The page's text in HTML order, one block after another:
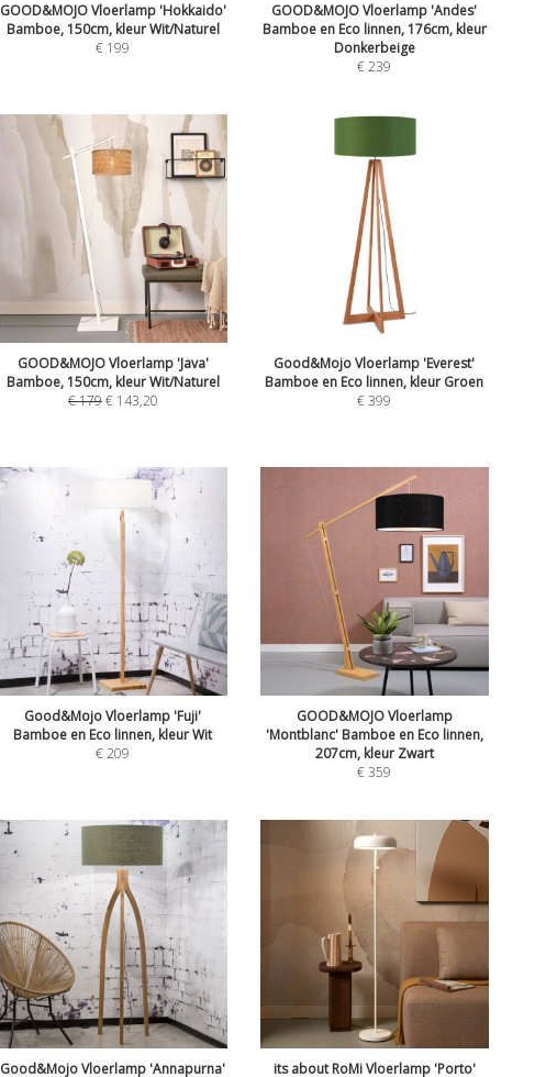
GOOD&MOJO Vloerlamp 'Hokkaido'
Bamboe, 150cm, kleur Wit/Naturel
€ 199
GOOD&MOJO Vloerlamp 'Andes'
Bamboe en Eco linnen, 176cm, kleur
Donkerbeige
€239
GOOD&MOJO Vloerlamp 'Java'
Bamboe, 150cm, kleur Wit/Naturel
€179€ 143,20
Good&Mojo Vloerlamp 'Everest'
Bamboe en Eco linnen, kleur Groen
€399
Good&Mojo Vloerlamp 'Fuji'
Bamboe en Eco linnen, kleur Wit
€209
GOOD&MOJO Vloerlamp
'Montblanc' Bamboe en Eco linnen,
207cm, kleur Zwart
€359
Good&Mojo Vloerlamp 'Annapurna' its about RoMi Vloerlamp 'Porto'